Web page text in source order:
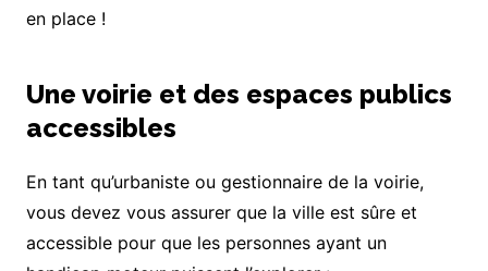
en place !
Une voirie et des espaces publics
accessibles
En tant qu’urbaniste ou gestionnaire de la voirie,
vous devez vous assurer que la ville est sûre et
accessible pour que les personnes ayant un